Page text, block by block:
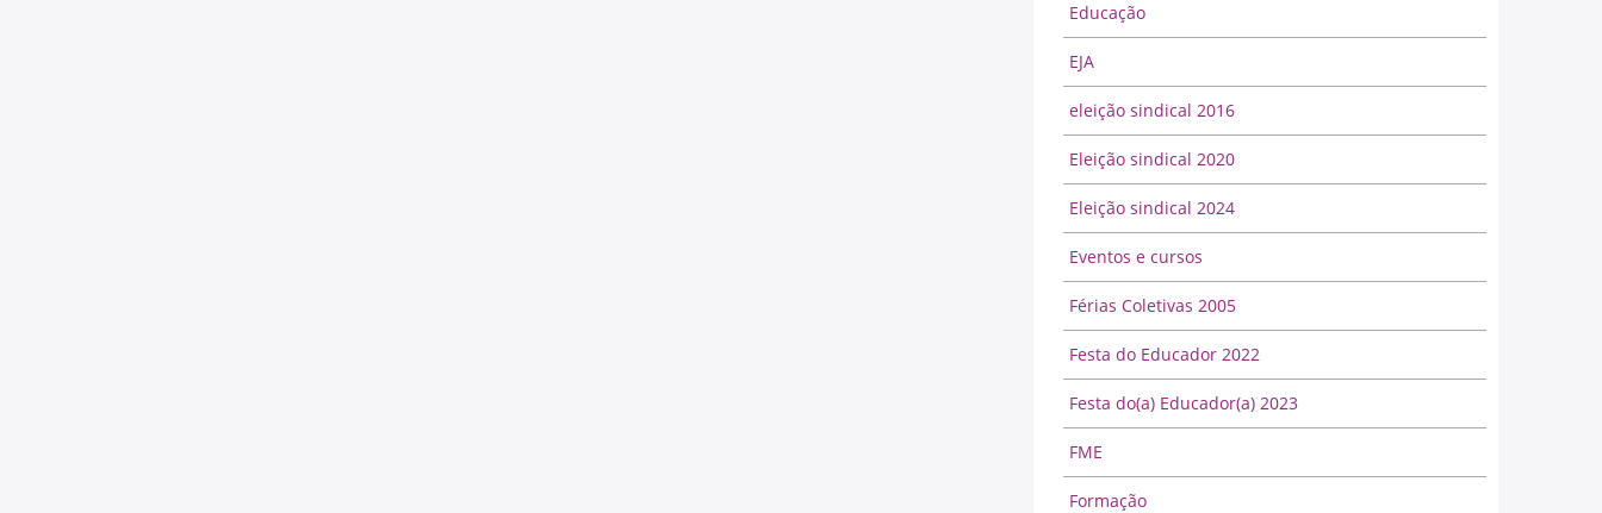
Educação
EJA
eleição sindical 2016
Eleição sindical 2020
Eleição sindical 2024
Eventos e cursos
Férias Coletivas 2005
Festa do Educador 2022
Festa do(a) Educador(a) 2023
FME
Formação